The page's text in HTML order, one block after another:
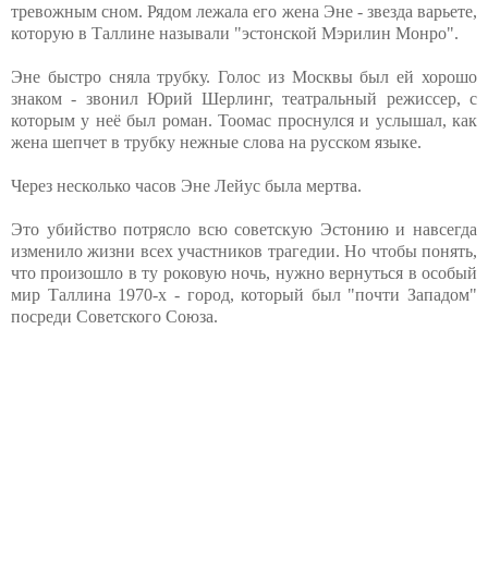
тревожным сном. Рядом лежала его жена Эне - звезда варьете,
которую в Таллине называли "эстонской Мэрилин Монро".
Эне быстро сняла трубку. Голос из Москвы был ей хорошо
знаком - звонил Юрий Шерлинг, театральный режиссер, с
которым у неё был роман. Тоомас проснулся и услышал, как
жена шепчет в трубку нежные слова на русском языке.
Через несколько часов Эне Лейус была мертва.
Это убийство потрясло всю советскую Эстонию и навсегда
изменило жизни всех участников трагедии. Но чтобы понять,
что произошло в ту роковую ночь, нужно вернуться в особый
мир Таллина 1970-х - город, который был "почти Западом"
посреди Советского Союза.